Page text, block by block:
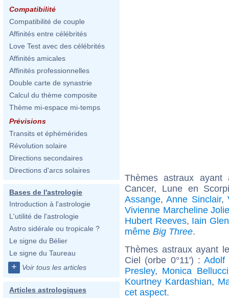
Compatibilité
Compatibilité de couple
Affinités entre célébrités
Love Test avec des célébrités
Affinités amicales
Affinités professionnelles
Double carte de synastrie
Calcul du thème composite
Thème mi-espace mi-temps
Prévisions
Transits et éphémérides
Révolution solaire
Directions secondaires
Directions d'arcs solaires
Bases de l'astrologie
Introduction à l'astrologie
L'utilité de l'astrologie
Astro sidérale ou tropicale ?
Le signe du Bélier
Le signe du Taureau
+ Voir tous les articles
Articles astrologiques
Thèmes astraux
Cancer, Lune en
Assange,Anne Sinclair,
Vivienne Marcheline
Hubert Reeves, Iain Glen
même Big Three.
Thèmes astraux ayant
Ciel (orbe 0°11') :Adolf
Presley, Monica Bellucci
Kourtney Kardashian,
cet aspect.